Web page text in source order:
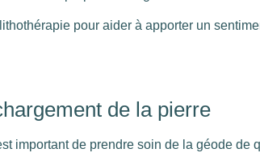
pour aider à apporter un
de la pierre
important de prendre soin de la géode de